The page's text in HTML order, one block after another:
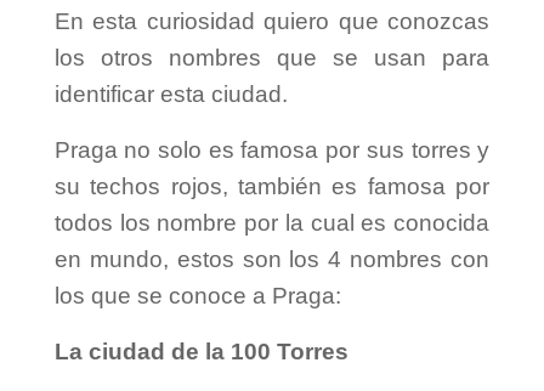
En esta curiosidad quiero que conozcas
los otros nombres que se usan para
identificar esta ciudad.
Praga no solo es famosa por sus torres y
su techos rojos, también es famosa por
todos los nombre por la cual es conocida
en mundo, estos son los 4 nombres con
los que se conoce a Praga:
La ciudad de la 100 Torres